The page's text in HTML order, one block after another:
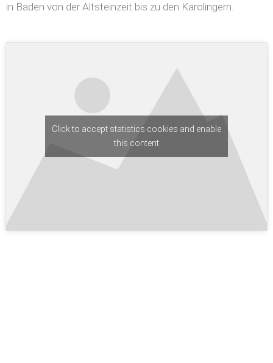
in Baden von der Altsteinzeit bis zu den Karolingern.
Click to accept statistics cookies and enable
this content